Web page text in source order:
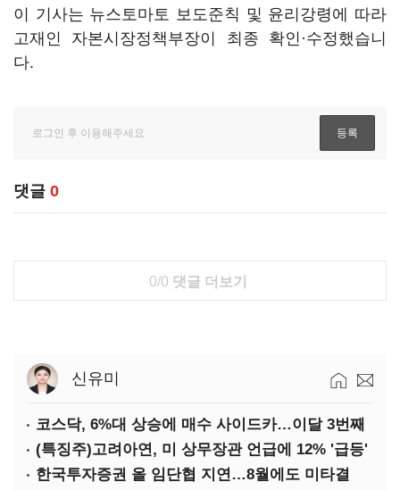
이 기사는 뉴스토마토 보도준칙 및 윤리강령에 따라
고재인 자본시장정책부장이 최종 확인·수정했습니
다.
댓글 0
0/0 댓글 더보기
신유미
코스닥, 6%대 상승에 매수 사이드카…이달 3번째
(특징주)고려아연, 미 상무장관 언급에 12% '급등'
한국투자증권 올 임단협 지연…8월에도 미타결